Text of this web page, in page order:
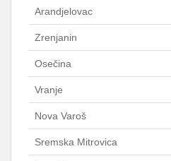
Arandjelovac
Zrenjanin
Osečina
Vranje
Nova Varoš
Sremska Mitrovica